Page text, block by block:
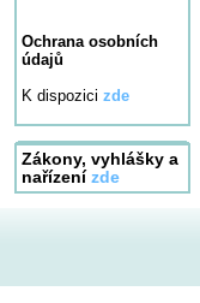
Ochrana osobních
údajů
K dispozici zde
Zákony, vyhlášky a
nařízení zde